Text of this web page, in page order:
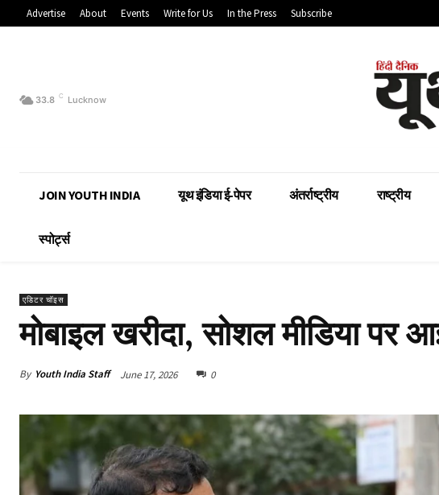
Advertise About Events Write for Us In the Press Subscribe
33.8 C Lucknow
JOIN YOUTH INDIA यूथ इंडिया ई-पेपर अंतर्राष्ट्रीय राष्ट्रीय
स्पोर्ट्स
एडिटर चॉइस
मोबाइल खरीदा, सोशल मीडिया पर
By Youth India Staff June 17, 2026 0